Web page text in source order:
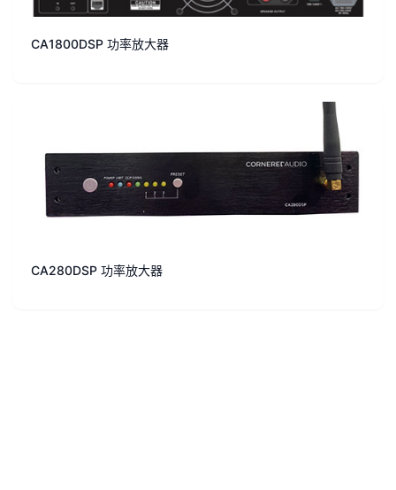
CA1800DSP 功率放大器
CA280DSP 功率放大器